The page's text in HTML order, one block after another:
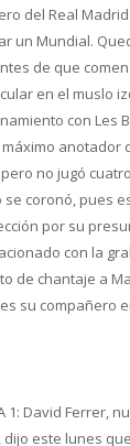
del Real
un Mundial.
de que
en el muslo
con Les
anotador
no jugó
se coronó, pues
por su
con la
de chantaje a
su compañero
1: David Ferrer,
dijo este lunes